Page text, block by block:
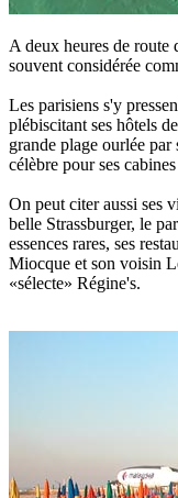
A deux heures de route
souvent considérée
Les parisiens s'y
plébiscitant ses hôtels
grande plage ourlée par
célèbre pour ses
On peut citer aussi ses
belle Strassburger, le
essences rares, ses
Miocque et son voisin
«sélecte» Régine's.